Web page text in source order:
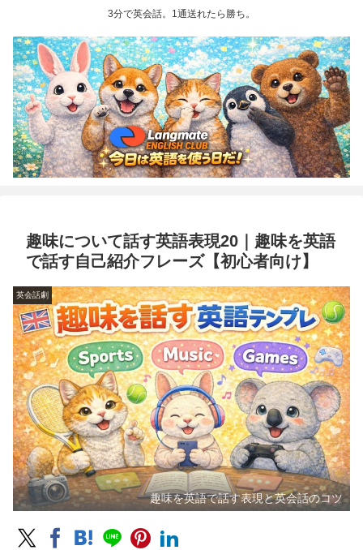
3分で英会話。1通送れたら勝ち。
趣味について話す英語表現20｜趣味を英語
で話す自己紹介フレーズ【初心者向け】
英会話劇
趣味を英語で話す表現と英会話のコツ